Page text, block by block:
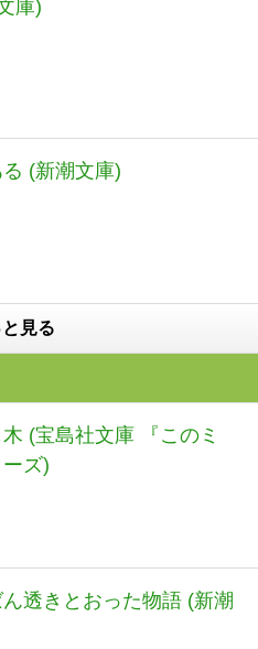
庫)
(新潮文庫)
と見る
(宝島社文庫 『このミ
ズ)
透きとおった物語 (新潮